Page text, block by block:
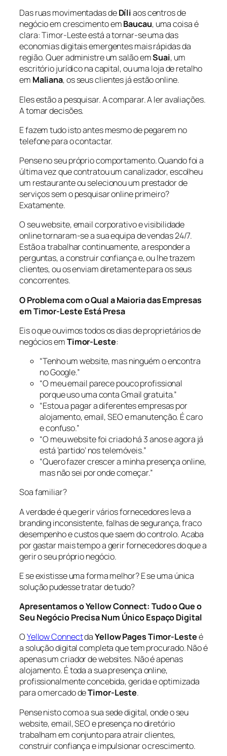
Das ruas movimentadas deDíliaos centros de
negócio em crescimento emBaucau, uma coisa é
clara: Timor-Leste está a tornar-se uma das
economias digitais emergentes mais rápidas da
região. Quer administre um salão emSuai, um
escritório jurídico na capital, ou uma loja de retalho
em Maliana, os seus clientes já estão online.
Eles estão a pesquisar. A comparar. A ler avaliações.
A tomar decisões.
E fazem tudo isto antes mesmo de pegarem no
telefone para o contactar.
Pense no seu próprio comportamento. Quando foi a
última vez que contratou um canalizador, escolheu
um restaurante ou selecionou um prestador de
serviços sem o pesquisar online primeiro?
Exatamente.
O seu website, email corporativo e visibilidade
online tornaram-se a sua equipa de vendas 24/7.
Estão a trabalhar continuamente, a responder a
perguntas, a construir confiança e, ou lhe trazem
clientes, ou os enviam diretamente para os seus
concorrentes.
O Problema com o Qual a Maioria das Empresas
em Timor-Leste Está Presa
Eis o que ouvimos todos os dias de proprietários de
negócios emTimor-Leste:
“Tenho um website, mas ninguém o encontra
no Google.”
“O meu email parece pouco profissional
porque uso uma conta Gmail gratuita.”
“Estou a pagar a diferentes empresas por
alojamento, email, SEO e manutenção. É caro
e confuso.”
“O meu website foi criado há 3 anos e agora já
está ‘partido’ nos telemóveis.”
“Quero fazer crescer a minha presença online,
mas não sei por onde começar.”
Soa familiar?
A verdade é que gerir vários fornecedores leva a
branding inconsistente, falhas de segurança, fraco
desempenho e custos que saem do controlo. Acaba
por gastar mais tempo a gerir fornecedores do que a
gerir o seu próprio negócio.
E se existisse uma forma melhor? E se uma única
solução pudesse tratar de tudo?
Apresentamos o Yellow Connect: Tudo o Que o
Seu Negócio Precisa Num Único Espaço Digital
OYellow ConnectdaYellow Pages Timor-Lesteé
a solução digital completa que tem procurado. Não é
apenas um criador de websites. Não é apenas
alojamento. É toda a sua presença online,
profissionalmente concebida, gerida e optimizada
para o mercado deTimor-Leste.
Pense nisto como a sua sede digital, onde o seu
website, email, SEO e presença no diretório
trabalham em conjunto para atrair clientes,
construir confiança e impulsionar o crescimento.